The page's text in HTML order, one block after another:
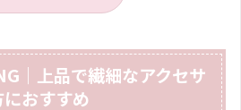
｜上品で繊細なアクセサ
おすすめ